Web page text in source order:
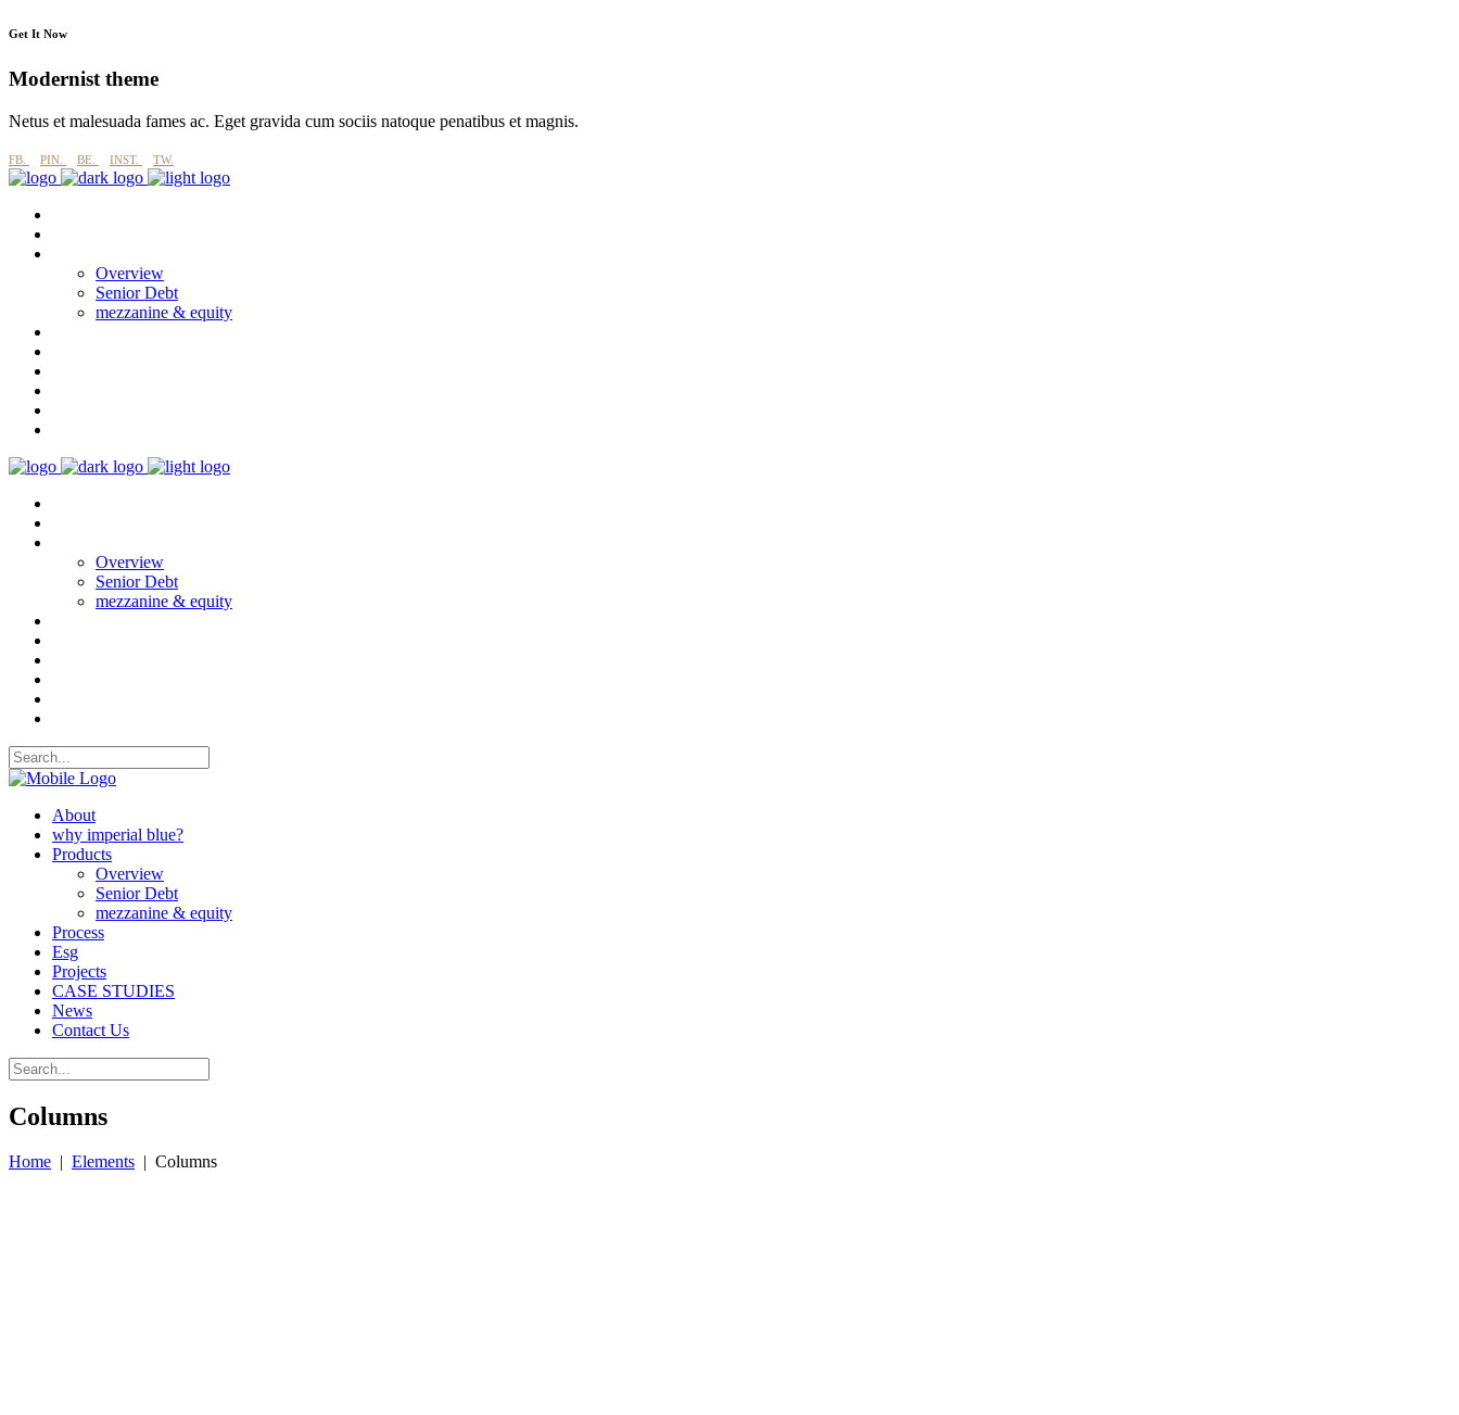
Get It Now
Modernist theme
Netus et malesuada fames ac. Eget gravida cum sociis natoque penatibus et magnis.
FB. PIN. BE. INST. TW.
Overview
Senior Debt
mezzanine & equity
Overview
Senior Debt
mezzanine & equity
About
why imperial blue?
Products
Overview
Senior Debt
mezzanine & equity
Process
Esg
Projects
CASE STUDIES
News
Contact Us
Columns
Home Elements Columns